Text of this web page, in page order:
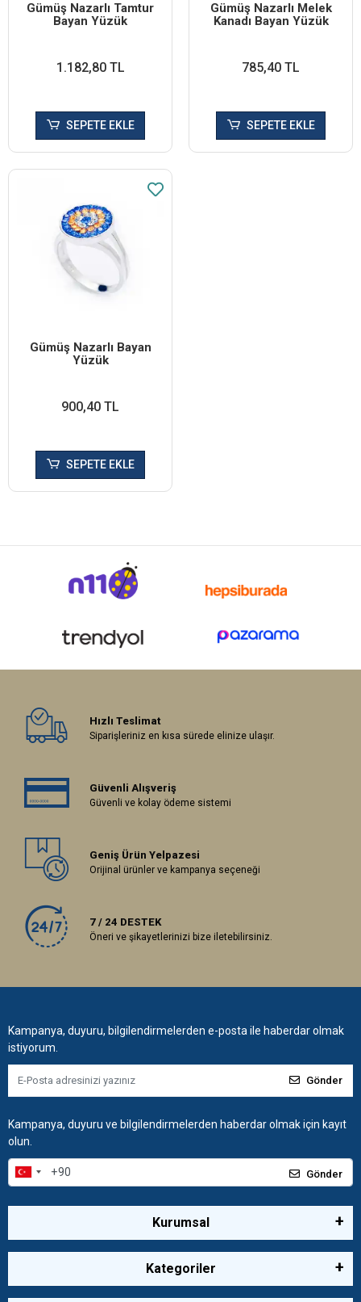
Gümüş Nazarlı Tamtur
Bayan Yüzük
1.182,80 TL
SEPETE EKLE
Gümüş Nazarlı Melek
Kanadı Bayan Yüzük
785,40 TL
SEPETE EKLE
Gümüş Nazarlı Bayan
Yüzük
900,40 TL
SEPETE EKLE
Hızlı Teslimat
Siparişleriniz en kısa sürede elinize ulaşır.
Güvenli Alışveriş
Güvenli ve kolay ödeme sistemi
Geniş Ürün Yelpazesi
Orijinal ürünler ve kampanya seçeneği
7 / 24 DESTEK
Öneri ve şikayetlerinizi bize iletebilirsiniz.
Kampanya, duyuru, bilgilendirmelerden e-posta ile haberdar olmak
istiyorum.
Gönder
Kampanya, duyuru ve bilgilendirmelerden haberdar olmak için kayıt
olun.
Gönder
Kurumsal
Kategoriler